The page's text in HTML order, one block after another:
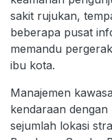
sakit rujukan,
beberapa pusat
memandu
ibu kota.
Manajemen
kendaraan
sejumlah lokasi